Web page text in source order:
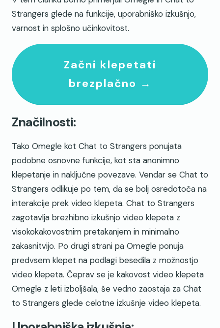
Strangers glede na funkcije, uporabniško izkušnjo,
varnost in splošno učinkovitost.
Začni klepetati
brezplačno →
Značilnosti:
Tako Omegle kot Chat to Strangers ponujata
podobne osnovne funkcije, kot sta anonimno
klepetanje in naključne povezave. Vendar se Chat to
Strangers odlikuje po tem, da se bolj osredotoča na
interakcije prek video klepeta. Chat to Strangers
zagotavlja brezhibno izkušnjo video klepeta z
visokokakovostnim pretakanjem in minimalno
zakasnitvijo. Po drugi strani pa Omegle ponuja
predvsem klepet na podlagi besedila z možnostjo
video klepeta. Čeprav se je kakovost video klepeta
Omegle z leti izboljšala, še vedno zaostaja za Chat
to Strangers glede celotne izkušnje video klepeta.